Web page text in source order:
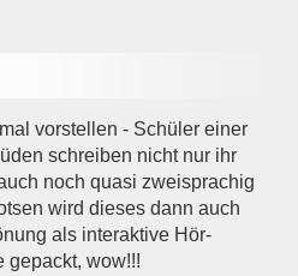
vorstellen - Schüler einer
schreiben nicht nur ihr
noch quasi zweisprachig
wird dieses dann auch
als interaktive Hör-
gepackt, wow!!!